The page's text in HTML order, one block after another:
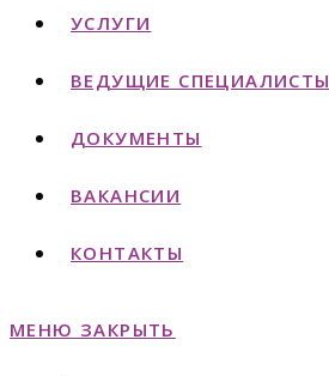
УСЛУГИ
ВЕДУЩИЕ СПЕЦИАЛИСТЫ
ДОКУМЕНТЫ
ВАКАНСИИ
КОНТАКТЫ
МЕНЮ ЗАКРЫТЬ